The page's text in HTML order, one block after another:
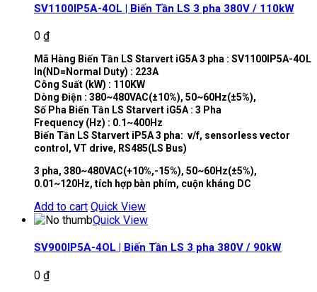
SV1100IP5A-4OL | Biến Tần LS 3 pha 380V / 110kW
0 ₫
Mã Hàng Biến Tần LS Starvert iG5A 3 pha : SV1100IP5A-4OL
In(ND=Normal Duty) : 223A
Công Suất (kW) : 110KW
Dòng Điện : 380~480VAC(±10%), 50~60Hz(±5%),
Số Pha Biến Tần LS Starvert iG5A : 3 Pha
Frequency (Hz) : 0.1~400Hz
Biến Tần LS Starvert iP5A 3 pha: v/f, sensorless vector
control, VT drive, RS485(LS Bus)
3 pha, 380~480VAC(+10%,-15%), 50~60Hz(±5%),
0.01~120Hz, tích hợp bàn phím, cuộn kháng DC
Add to cart Quick View
Quick View
SV900IP5A-4OL | Biến Tần LS 3 pha 380V / 90kW
0 ₫